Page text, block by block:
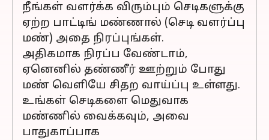
நீங்கள் வளர்க்க விரும்பும் செடிகளுக்கு
ஏற்ற பாட்டிங் மண்ணால் (செடி வளர்ப்பு
மண்) அதை நிரப்புங்கள்.
அதிகமாக நிரப்ப வேண்டாம்,
ஏனெனில் தண்ணீர் ஊற்றும் போது
மண் வெளியே சிதற வாய்ப்பு உள்ளது.
உங்கள் செடிகளை மெதுவாக
மண்ணில் வைக்கவும், அவை
பாதுகாப்பாக